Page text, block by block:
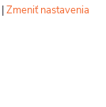
|Zmeniť nastavenia